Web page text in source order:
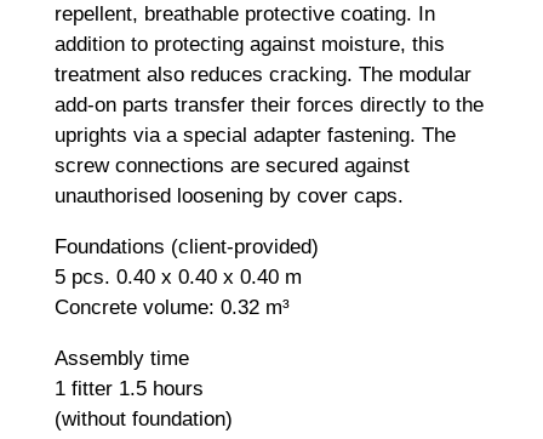
repellent, breathable protective coating. In
addition to protecting against moisture, this
treatment also reduces cracking. The modular
add-on parts transfer their forces directly to the
uprights via a special adapter fastening. The
screw connections are secured against
unauthorised loosening by cover caps.
Foundations (client-provided)
5 pcs. 0.40 x 0.40 x 0.40 m
Concrete volume: 0.32 m³
Assembly time
1 fitter 1.5 hours
(without foundation)